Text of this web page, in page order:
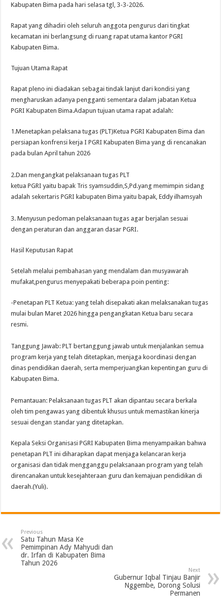
PGRI
Kabupaten Bima pada hari selasa tgl, 3-3-2026.
Rapat yang dihadiri oleh seluruh anggota pengurus dari tingkat
kecamatan ini berlangsung di ruang rapat utama kantor PGRI
Kabupaten Bima.
Tujuan Utama Rapat
Rapat pleno ini diadakan sebagai tindak lanjut dari kondisi yang
mengharuskan adanya pengganti sementara dalam jabatan Ketua
PGRI Kabupaten Bima.Adapun tujuan utama rapat adalah:
1.Menetapkan pelaksana tugas (PLT)Ketua PGRI Kabupaten Bima dan
persiapan konfrensi kerja I PGRI Kabupaten Bima yang di rencanakan
pada bulan April tahun 2026
2.Dan mengangkat pelaksanaan tugas PLT
ketua PGRI yaitu bapak Tris syamsuddin,S,Pd.yang memimpin sidang
adalah sekertaris PGRI kabupaten Bima yaitu bapak, Eddy ilhamsyah
3. Menyusun pedoman pelaksanaan tugas agar berjalan sesuai
dengan peraturan dan anggaran dasar PGRI.
Hasil Keputusan Rapat
Setelah melalui pembahasan yang mendalam dan musyawarah
mufakat,pengurus menyepakati beberapa poin penting:
-Penetapan PLT Ketua: yang telah disepakati akan melaksanakan tugas
mulai bulan Maret 2026 hingga pengangkatan Ketua baru secara
resmi.
Tanggung Jawab: PLT bertanggung jawab untuk menjalankan semua
program kerja yang telah ditetapkan, menjaga koordinasi dengan
dinas pendidikan daerah, serta memperjuangkan kepentingan guru di
Kabupaten Bima.
Pemantauan: Pelaksanaan tugas PLT akan dipantau secara berkala
oleh tim pengawas yang dibentuk khusus untuk memastikan kinerja
sesuai dengan standar yang ditetapkan.
Kepala Seksi Organisasi PGRI Kabupaten Bima menyampaikan bahwa
penetapan PLT ini diharapkan dapat menjaga kelancaran kerja
organisasi dan tidak mengganggu pelaksanaan program yang telah
direncanakan untuk kesejahteraan guru dan kemajuan pendidikan di
daerah.(Yuli).
Previous
Satu Tahun Masa Ke
Pemimpinan Ady Mahyudi dan
dr. Irfan di Kabupaten Bima
Tahun 2026
Next
Gubernur Iqbal Tinjau Banjir
Nggembe, Dorong Solusi
Permanen